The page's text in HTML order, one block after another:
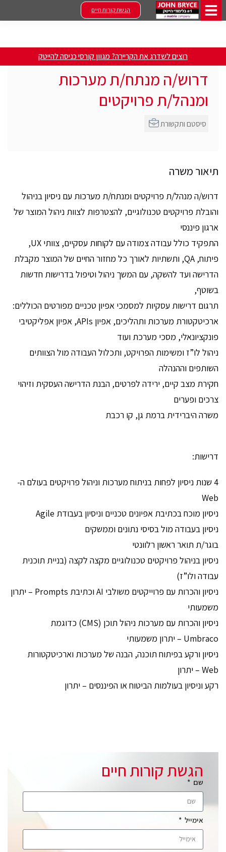
הגשת קורות חיים
רוצים לשדרג את הקריירה? מגוון קורסי כניסה להייטק
דרוש/ה מנתח/ת מערכות
ומנהל/ת פרויקטים
תיאור משרה
דרוש/ה מנהל/ת פרויקטים ומנתח/ת מערכות עם ניסיון בניהול
והובלת פרויקטים טכנולוגיים, להצטרפות לצוות ניהול המוצר של
ארגון פיננסי
התפקיד כולל עבודה צמודה עם לקוחות עסקיים, צוותי UX,
פיתוח, QA, ותשתיות לאורך כל מחזור החיים של המוצר מקבלת
הדרישה ועד להשקה, עם המשך ניהול וטיפול בדרישות חדשות
בשוטף,
תרגום דרישות עסקיות למסמכי אפיון טכניים מפורטים הכוללים:
ארכיטקטורת מערכות ותהליכים, אפיון APIs, אפיון אפליקטיבי
פונקציונאלי, מסכי מערכת ועוד
ניהול לו”ז ומשימות הפרויקט, ותכלול העבודה מול הצוותים
השותפים וההנהלה
חקירת מצב קיים, ירידה לפרטים, הבנת הדרישה העסקית וזיהוי
צרכים ופערים
משרה היברידית ברמת גן, קו רכבת
דרישות:
4 שנות ניסיון לפחות בניתוח מערכות וניהול פרויקטים בעולם ה-
Web
ניסיון מוכח בכתיבת אפיונים טכניים וניסיון בעבודת Agile
ניסיון בעבודה מול בסיסי נתונים וממשקים
בוגר/ת תואר ראשון רלוונטי
ניסיון בניהול פרויקטים טכנולוגיים מקצה לקצה (בניית תוכנית
עבודה ולו”ז)
ניסיון והכרות עם פרוייקטים משולבי AI וכתיבת Prompts – יתרון
משמעותי
ניסיון והכרות עם מערכות ניהול תוכן (CMS) כדוגמת
Umbraco – יתרון משמעותי
ניסיון ורקע בפיתוח תוכנה, הבנה של מערכות וארכיטקטורות
Web – יתרון
רקע וניסיון בעולמות הביטוח או הפיננסים – יתרון
הגשת קורות חיים
שם
אימייל